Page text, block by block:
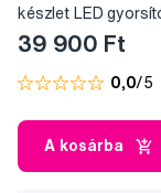
készlet LED
39 900 Ft
0,0/5
A kosárba